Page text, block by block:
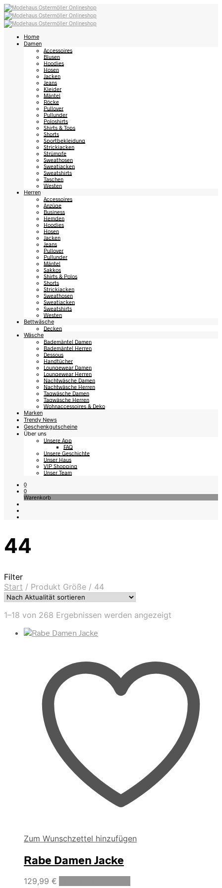
Home
Damen
Accessoires
Blusen
Hoodies
Hosen
Jacken
Jeans
Kleider
Mäntel
Röcke
Pullover
Pullunder
Poloshirts
Shirts & Tops
Shorts
Sportbekleidung
Strickjacken
Strümpfe
Sweathosen
Sweatjacken
Sweatshirts
Taschen
Westen
Herren
Accessoires
Anzüge
Business
Hemden
Hoodies
Hosen
Jacken
Jeans
Pullover
Pullunder
Mäntel
Sakkos
Shirts & Polos
Shorts
Strickjacken
Sweathosen
Sweatjacken
Sweatshirts
Westen
Bettwäsche
Decken
Wäsche
Bademäntel Damen
Bademäntel Herren
Dessous
Handtücher
Loungewear Damen
Loungewear Herren
Nachtwäsche Damen
Nachtwäsche Herren
Tagwäsche Damen
Tagwäsche Herren
Wohnaccessoires & Deko
Marken
Trendy News
Geschenkgutscheine
Über uns
Unsere App
FAQ
Unsere Geschichte
Unser Haus
VIP Shopping
Unser Team
0
0
Warenkorb
44
Filter
Start / Produkt Größe / 44
1–18 von 268 Ergebnissen werden angezeigt
Zum Wunschzettel hinzufügen
Rabe Damen Jacke
129,99 €